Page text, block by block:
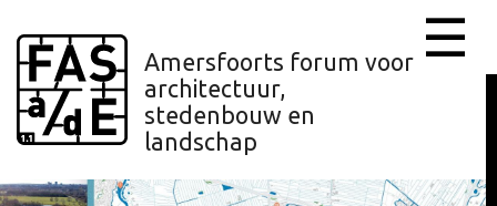
Amersfoorts forum voor
architectuur,
stedenbouw en
landschap
☰